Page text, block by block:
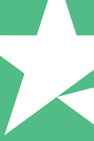
de Créditos
o uso com créditos de
1000